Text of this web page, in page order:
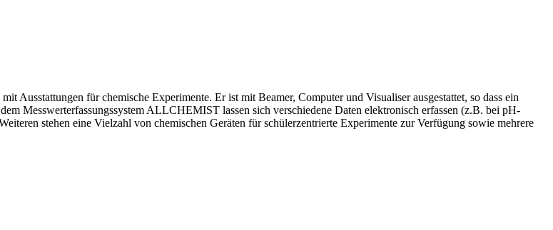
Ausstattungen für chemische Experimente. Er ist mit Beamer, Computer und Visualiser ausgestattet, so dass ein
Messwerterfassungssystem ALLCHEMIST lassen sich verschiedene Daten elektronisch erfassen (z.B. bei pH-
stehen eine Vielzahl von chemischen Geräten für schülerzentrierte Experimente zur Verfügung sowie mehrere